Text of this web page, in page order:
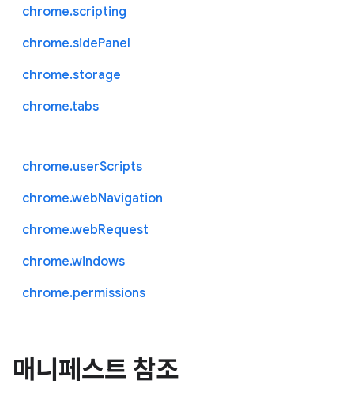
chrome.scripting
chrome.sidePanel
chrome.storage
chrome.tabs
chrome.userScripts
chrome.webNavigation
chrome.webRequest
chrome.windows
chrome.permissions
매니페스트 참조